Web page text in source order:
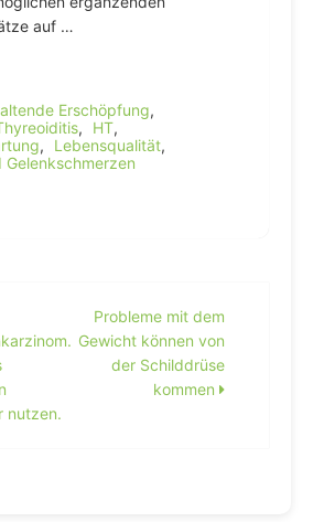
auf …
Erschöpfung,
, HT,
, Lebensqualität,
Gelenkschmerzen
nutzen.
Probleme mit dem
Gewicht können von
der Schilddrüse
kommen